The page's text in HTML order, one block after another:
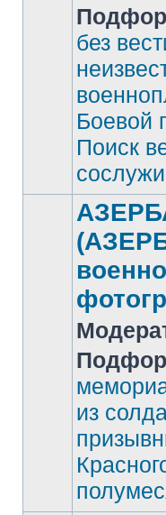
Нет
непрочитанных
сообщений
без
Боевой
Поиск
Нет
сообщений
из